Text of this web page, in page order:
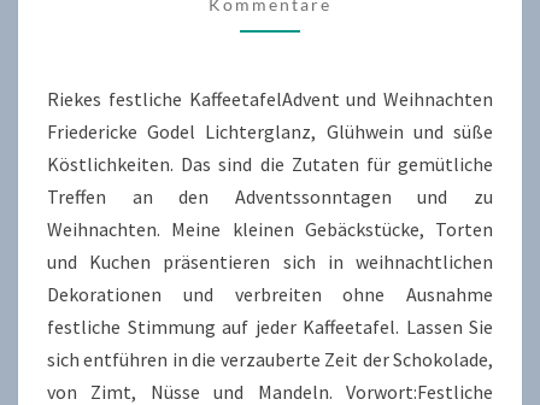
UND
WEIHNACHTEN
Kommentare
Riekes festliche KaffeetafelAdvent und Weihnachten
Friedericke Godel Lichterglanz, Glühwein und süße
Köstlichkeiten. Das sind die Zutaten für gemütliche
Treffen an den Adventssonntagen und zu
Weihnachten. Meine kleinen Gebäckstücke, Torten
und Kuchen präsentieren sich in weihnachtlichen
Dekorationen und verbreiten ohne Ausnahme
festliche Stimmung auf jeder Kaffeetafel. Lassen Sie
sich entführen in die verzauberte Zeit der Schokolade,
von Zimt, Nüsse und Mandeln. Vorwort:Festliche